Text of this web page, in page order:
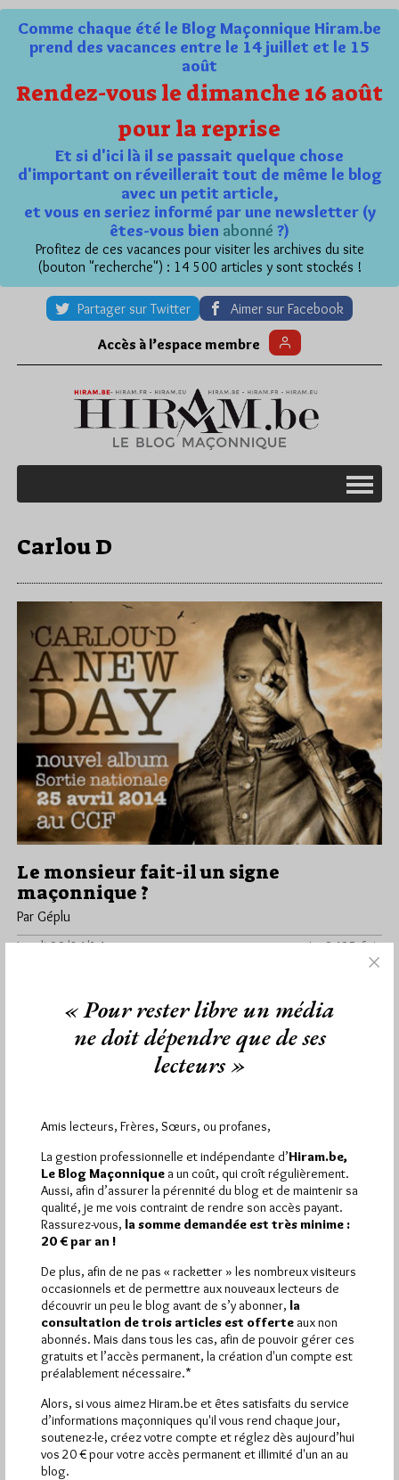
Comme chaque été le Blog Maçonnique Hiram.be
prend des vacances entre le 14 juillet et le 15
août
Rendez-vous le dimanche 16 août
pour la reprise
Et si d'ici là il se passait quelque chose
d'important on réveillerait tout de même le blog
avec un petit article,
et vous en seriez informé par une newsletter (y
êtes-vous bien abonné ?)
Profitez de ces vacances pour visiter les archives du site
(bouton "recherche") : 14 500 articles y sont stockés !
Partager sur Twitter Aimer sur Facebook
Accès à l’espace membre
Carlou D
Le monsieur fait-il un signe
maçonnique ?
Par Géplu
Lundi 28/04/14
Lu 2485 fois
Non classé 22 commentaires
Hier mercredi 5 août 2026, Hiram.be a reçu
visiteset 2 502 pages ont été lues (Source :
Pirsch.io)
Plus d’informations
Abonnement aux Newsletters - RSS
« Pour rester libre un média
ne doit dépendre que de ses
lecteurs »
Amis lecteurs, Frères, Sœurs, ou profanes,
La gestion professionnelle et indépendante d’Hiram.be,
Le Blog Maçonnique a un coût, qui croît régulièrement.
Aussi, afin d’assurer la pérennité du blog et de maintenir sa
qualité, je me vois contraint de rendre son accès payant.
Rassurez-vous, la somme demandée est très minime :
20 € par an !
De plus, afin de ne pas « racketter » les nombreux visiteurs
occasionnels et de permettre aux nouveaux lecteurs de
découvrir un peu le blog avant de s’y abonner, la
consultation de trois articles est offerte aux non
abonnés. Mais dans tous les cas, afin de pouvoir gérer ces
gratuits et l’accès permanent, la création d'un compte est
préalablement nécessaire.*
Alors, si vous aimez Hiram.be et êtes satisfaits du service
d’informations maçonniques qu'il vous rend chaque jour,
soutenez-le, créez votre compte et réglez dès aujourd’hui
vos 20 € pour votre accès permanent et illimité d'un an au
blog.